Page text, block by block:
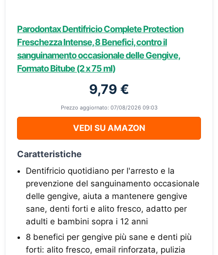
Parodontax Dentifricio Complete Protection
Freschezza Intense, 8 Benefici, contro il
sanguinamento occasionale delle Gengive,
Formato Bitube (2 x 75 ml)
9,79 €
Prezzo aggiornato: 07/08/2026 09:03
VEDI SU AMAZON
Caratteristiche
Dentifricio quotidiano per l'arresto e la
prevenzione del sanguinamento occasionale
delle gengive, aiuta a mantenere gengive
sane, denti forti e alito fresco, adatto per
adulti e bambini sopra i 12 anni
8 benefici per gengive più sane e denti più
forti: alito fresco, email rinforzata, pulizia